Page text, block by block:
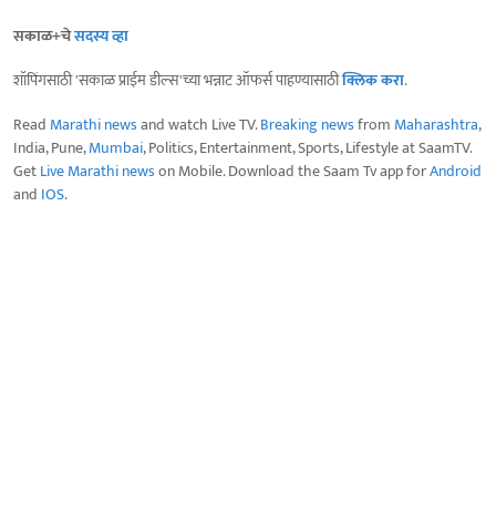
सकाळ+चेसदस्य व्हा
शॉपिंगसाठी 'सकाळ प्राईम डील्स'च्या भन्नाट ऑफर्स पाहण्यासाठीक्लिक करा.
Read Marathi newsand watch Live TV.Breaking newsfrom Maharashtra,
India, Pune,Mumbai, Politics, Entertainment, Sports, Lifestyle at SaamTV.
GetLive Marathi newson Mobile. Download the Saam Tv app forAndroid
and IOS.